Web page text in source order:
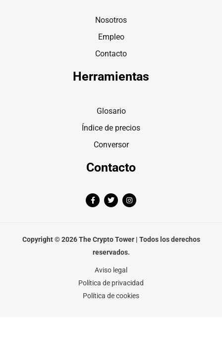
Nosotros
Empleo
Contacto
Herramientas
Glosario
Índice de precios
Conversor
Contacto
F
a
o
-
T
w
r
I
n
r
m
Copyright © 2026 The Crypto Tower | Todos los derechos
reservados.
Aviso legal
Política de privacidad
Política de cookies